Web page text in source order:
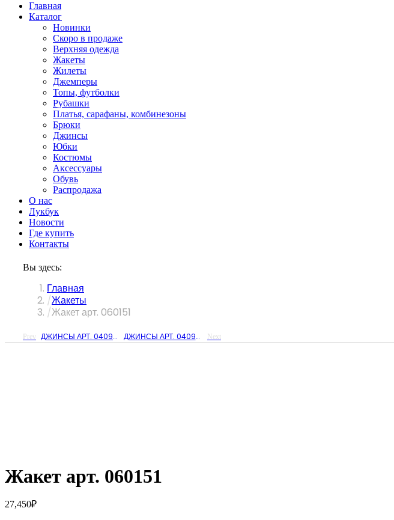
Главная
Каталог
Новинки
Скоро в продаже
Верхняя одежда
Жакеты
Жилеты
Джемперы
Топы, футболки
Рубашки
Платья, сарафаны, комбинезоны
Брюки
Джинсы
Юбки
Костюмы
Аксессуары
Обувь
Распродажа
О нас
Лукбук
Новости
Где купить
Контакты
Вы здесь:
Главная
Жакеты
Жакет арт. 060151
Prev ДЖИНСЫ АРТ. 04093622 ДЖИНСЫ АРТ. 04097945 Next
Жакет арт. 060151
27,450₽